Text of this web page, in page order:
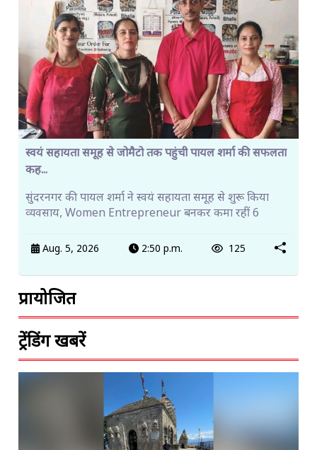
स्वयं सहायता समूह से जोमैटो तक पहुंची पायल शर्मा की सफलता
कह...
सुंदरनगर की पायल शर्मा ने स्वयं सहायता समूह से शुरू किया
व्यवसाय, Women Entrepreneur बनकर कमा रहीं 6
Aug. 5, 2026 2:50 p.m. 125
प्रायोजित
ट्रेंडिंग खबरें